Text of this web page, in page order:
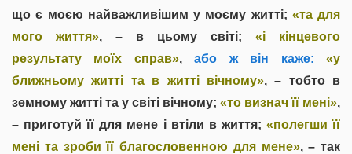
що є моєю найважливішим у моєму житті; «та для
мого життя», – в цьому світі; «і кінцевого
результату моїх справ»,або ж він каже:
«у
ближньому житті та в житті вічному», – тобто в
земному житті та у світі вічному; «то визнач її мені»,
– приготуй її для мене і втіли в життя; «полегши її
мені та зроби її благословенною для мене», – так